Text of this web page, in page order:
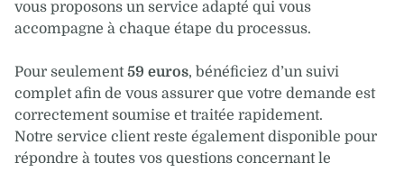
vous proposons un service adapté qui vous
accompagne à chaque étape du processus.
Pour seulement59 euros, bénéficiez d’un suivi
complet afin de vous assurer que votre demande est
correctement soumise et traitée rapidement.
Notre service client reste également disponible pour
répondre à toutes vos questions concernant le